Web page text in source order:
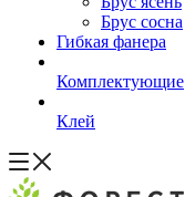
Брус сосна
Гибкая фанера
Комплектующие
Клей